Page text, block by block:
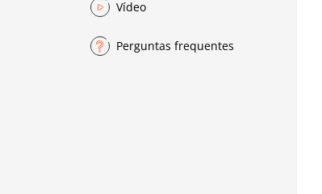
Vídeo
Perguntas frequentes